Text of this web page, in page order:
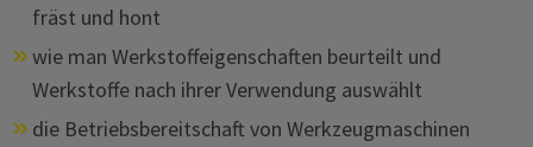
fräst und hont
wie man Werkstoffeigenschaften beurteilt und
Werkstoffe nach ihrer Verwendung auswählt
die Betriebsbereitschaft von Werkzeugmaschinen